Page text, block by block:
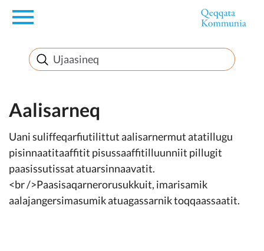
en
Innuttaasunut
Inuussutissarsiorneq
Politikki
Takornariat
Aalisarneq
Uani suliffeqarfiutilittut aalisarnermut atatillugu
pisinnaatitaaffitit pisussaaffitilluunniit pillugit
paasissutissat atuarsinnaavatit.
<br />Paasisaqarnerorusukkuit, imarisamik
aalajangersimasumik atuagassarnik toqqaassaatit.